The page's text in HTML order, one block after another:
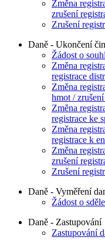
Změna
zrušení
Zrušení
Daně - Ukončení
Žádost o
Změna
registrace
Změna
hmot /
Změna
registrace ke
Změna
registrace k
Změna
zrušení
Zrušení
Daně - Vyměření
Žádost o
Daně - Zastupování
Zastupování